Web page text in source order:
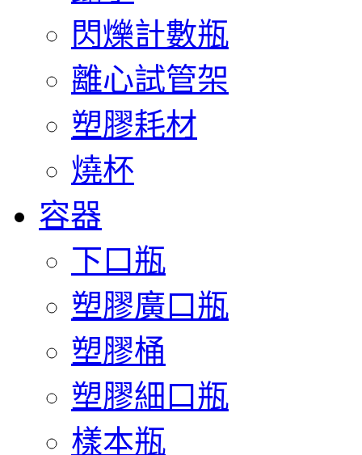
閃爍計數瓶
離心試管架
塑膠耗材
燒杯
容器
下口瓶
塑膠廣口瓶
塑膠桶
塑膠細口瓶
樣本瓶